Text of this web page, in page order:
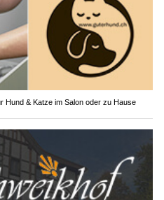
Hund & Katze im Salon oder zu Hause